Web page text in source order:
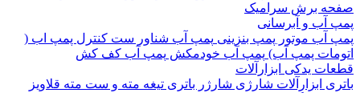
برش‌ سرامیک
و آبرسانی
آبموتور پمپ بنزینیپمپ آب شناورست کنترل پمپ اب (
پمپ آب)پمپ آب خودمکشپمپ آب کف کش
یدکی ابزارآلات
ابزارآلات شارژیشارژر باتریتیغهمته و ست متهقلاویز